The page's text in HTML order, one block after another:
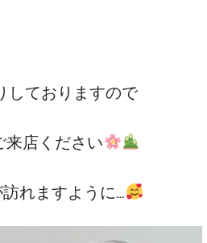
しておりますので
来店ください
れますように…